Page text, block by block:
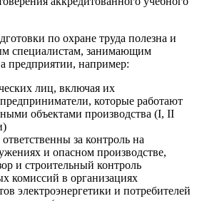
по охране труда полезна и
специалистам, занимающим
предприятии, например:
лиц, включая их
которые работают
объектами производства (I, II
за контроль на
и опасном производстве,
и строительный контроль
комиссий в организациях
электроэнергетики и потребителей